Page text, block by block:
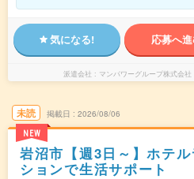
気になる! 応募へ
派遣会社 マンパワーグループ株式会
未読
NEW
掲載日 2026/08/06
岩沼市【週3日～】ホテ
ションで生活サポート